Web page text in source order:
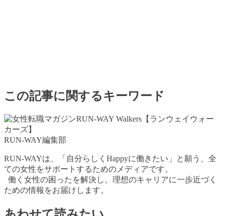
この記事に関するキーワード
RUN-WAY編集部
RUN-WAYは、「自分らしくHappyに働きたい」と願う、全
ての女性をサポートするためのメディアです。
働く女性の困ったを解決し、理想のキャリアに一歩近づく
ための情報をお届けします。